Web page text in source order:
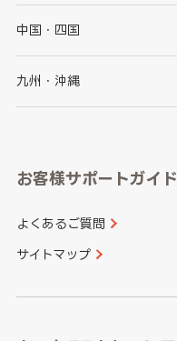
千葉県
石川県
山梨県
愛知県
大阪府
京都府
和歌山県
中国・四国
鳥取県
山口県
香川県
九州・沖縄
長崎県
大分県
お客様サポートガイド
よくあるご質問
サイトマップ